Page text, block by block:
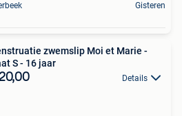
Gisteren
zwemslip Moi et Marie -
S - 16 jaar
Details